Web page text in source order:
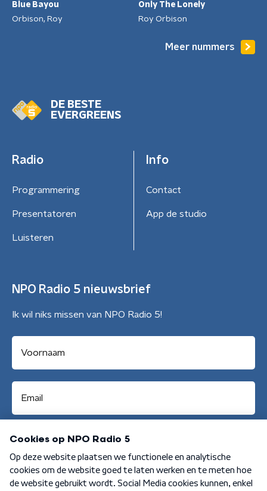
Blue Bayou
Orbison, Roy
Only The Lonely
Roy Orbison
Meer nummers
DE BESTE
EVERGREENS
Radio
Programmering
Presentatoren
Luisteren
Info
Contact
App de studio
NPO Radio 5 nieuwsbrief
Ik wil niks missen van NPO Radio 5!
Aanmelden